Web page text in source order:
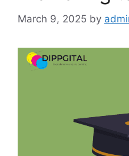
March 9, 2025 by